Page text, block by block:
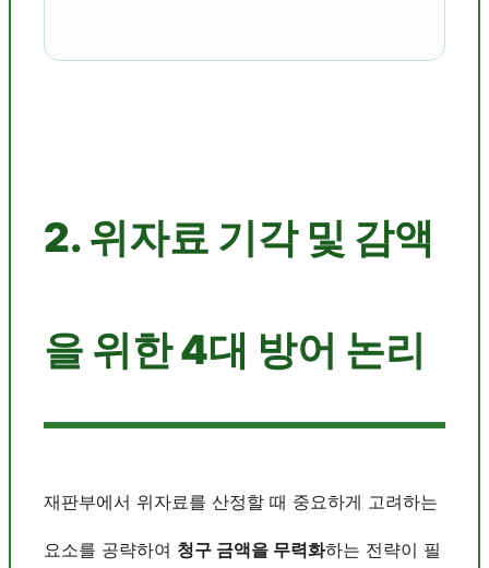
2. 위자료 기각 및 감액
을 위한 4대 방어 논리
재판부에서 위자료를 산정할 때 중요하게 고려하는
요소를 공략하여 청구 금액을 무력화하는 전략이 필